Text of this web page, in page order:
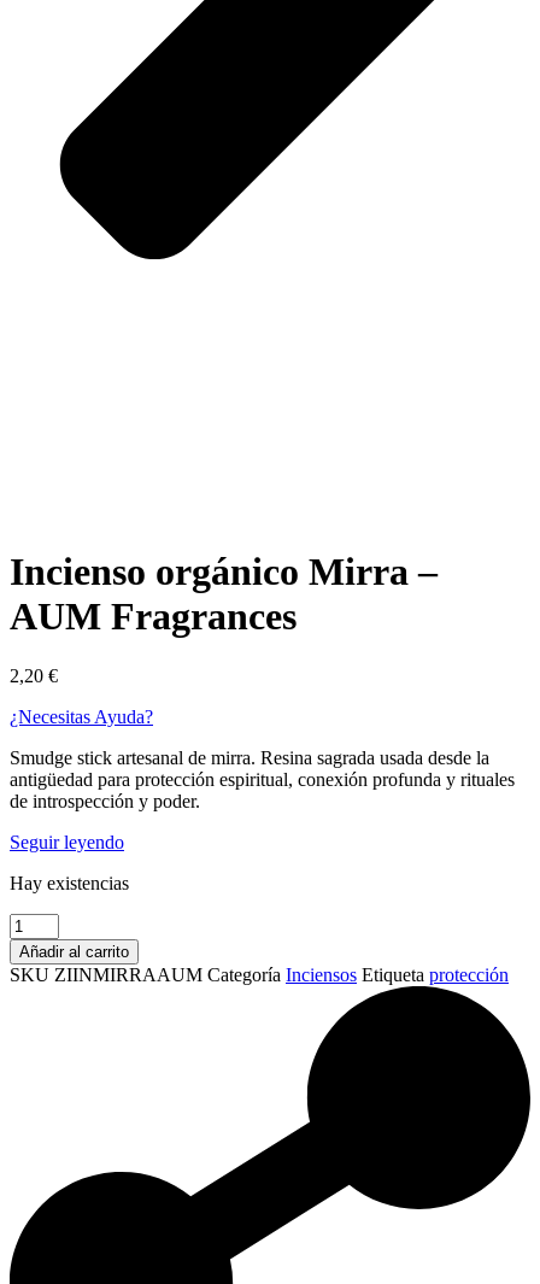
Incienso orgánico Mirra –
AUM Fragrances
2,20 €
¿Necesitas Ayuda?
Smudge stick artesanal de mirra. Resina sagrada usada desde la
antigüedad para protección espiritual, conexión profunda y rituales
de introspección y poder.
Seguir leyendo
Hay existencias
Incienso
orgánico
Mirra
–
Añadir al carrito
SKU ZIINMIRRAAUM Categoría Inciensos Etiqueta protección